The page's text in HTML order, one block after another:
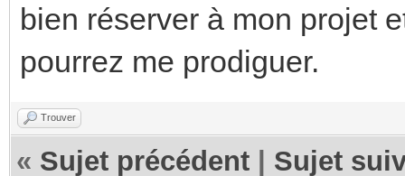
bien réserver à mon projet
pourrez me prodiguer.
Trouver
« Sujet précédent Sujet